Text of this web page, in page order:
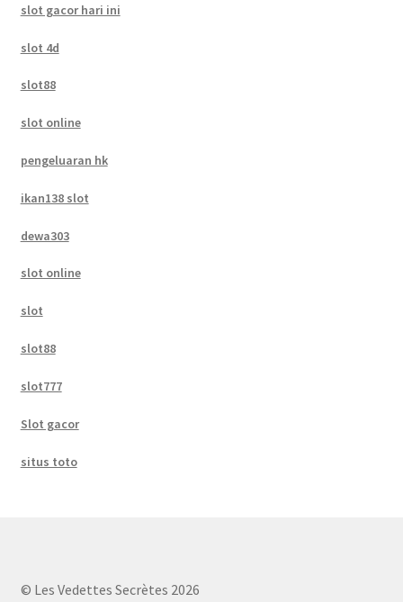
slot gacor hari ini
slot 4d
slot88
slot online
pengeluaran hk
ikan138 slot
dewa303
slot online
slot
slot88
slot777
Slot gacor
situs toto
© Les Vedettes Secrètes 2026